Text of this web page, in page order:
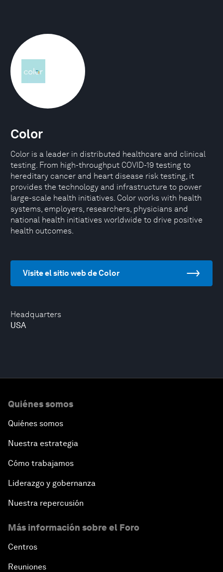
Headquarters
USA
Color
Color is a leader in distributed healthcare and clinical
testing. From high-throughput COVID-19 testing to
hereditary cancer and heart disease risk testing, it
provides the technology and infrastructure to power
large-scale health initiatives. Color works with health
systems, employers, researchers, physicians and
national health initiatives worldwide to drive positive
health outcomes.
Visite el sitio web de Color
Quiénes somos
Quiénes somos
Nuestra estrategia
Cómo trabajamos
Liderazgo y gobernanza
Nuestra repercusión
Más información sobre el Foro
Centros
Reuniones